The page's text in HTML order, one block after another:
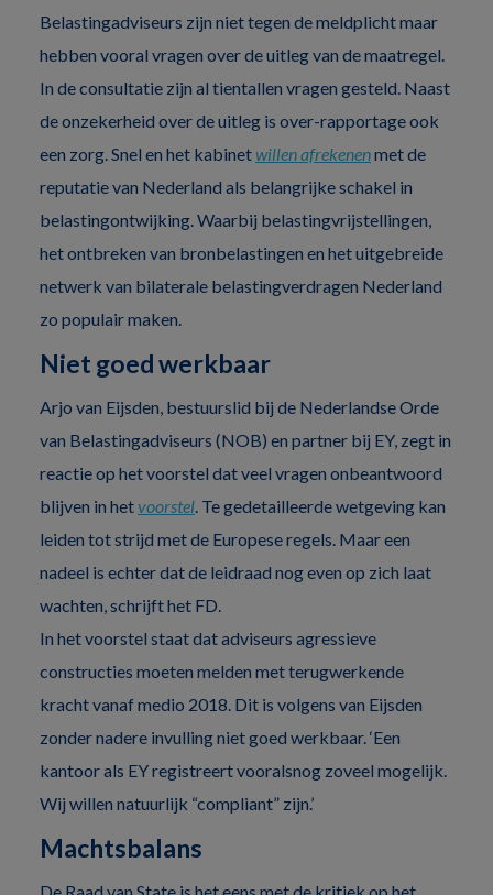
Belastingadviseurs zijn niet tegen de meldplicht maar
hebben vooral vragen over de uitleg van de maatregel.
In de consultatie zijn al tientallen vragen gesteld. Naast
de onzekerheid over de uitleg is over-rapportage ook
een zorg. Snel en het kabinetwillen afrekenenmet de
reputatie van Nederland als belangrijke schakel in
belastingontwijking. Waarbij belastingvrijstellingen,
het ontbreken van bronbelastingen en het uitgebreide
netwerk van bilaterale belastingverdragen Nederland
zo populair maken.
Niet goed werkbaar
Arjo van Eijsden, bestuurslid bij de Nederlandse Orde
van Belastingadviseurs (NOB) en partner bij EY, zegt in
reactie op het voorstel dat veel vragen onbeantwoord
blijven in hetvoorstel. Te gedetailleerde wetgeving kan
leiden tot strijd met de Europese regels. Maar een
nadeel is echter dat de leidraad nog even op zich laat
wachten, schrijft het FD.
In het voorstel staat dat adviseurs agressieve
constructies moeten melden met terugwerkende
kracht vanaf medio 2018. Dit is volgens van Eijsden
zonder nadere invulling niet goed werkbaar. ‘Een
kantoor als EY registreert vooralsnog zoveel mogelijk.
Wij willen natuurlijk “compliant” zijn.’
Machtsbalans